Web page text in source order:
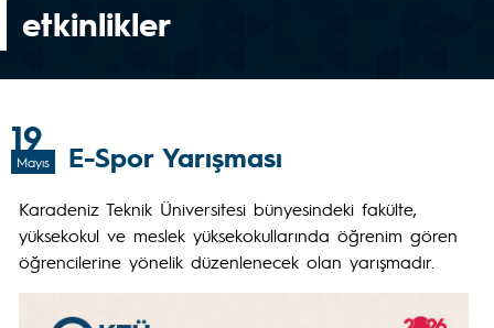
etkinlikler
19
Mayıs E-Spor Yarışması
Karadeniz Teknik Üniversitesi bünyesindeki fakülte,
yüksekokul ve meslek yüksekokullarında öğrenim gören
öğrencilerine yönelik düzenlenecek olan yarışmadır.